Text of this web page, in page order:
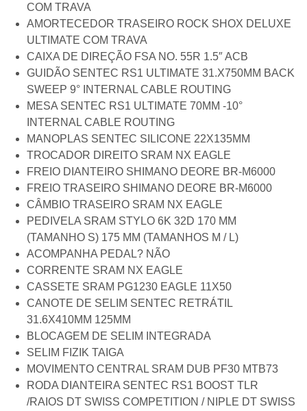
COM TRAVA
AMORTECEDOR TRASEIRO ROCK SHOX DELUXE
ULTIMATE COM TRAVA
CAIXA DE DIREÇÃO FSA NO. 55R 1.5″ ACB
GUIDÃO SENTEC RS1 ULTIMATE 31.X750MM BACK
SWEEP 9° INTERNAL CABLE ROUTING
MESA SENTEC RS1 ULTIMATE 70MM -10°
INTERNAL CABLE ROUTING
MANOPLAS SENTEC SILICONE 22X135MM
TROCADOR DIREITO SRAM NX EAGLE
FREIO DIANTEIRO SHIMANO DEORE BR-M6000
FREIO TRASEIRO SHIMANO DEORE BR-M6000
CÂMBIO TRASEIRO SRAM NX EAGLE
PEDIVELA SRAM STYLO 6K 32D 170 MM
(TAMANHO S) 175 MM (TAMANHOS M / L)
ACOMPANHA PEDAL? NÃO
CORRENTE SRAM NX EAGLE
CASSETE SRAM PG1230 EAGLE 11X50
CANOTE DE SELIM SENTEC RETRÁTIL
31.6X410MM 125MM
BLOCAGEM DE SELIM INTEGRADA
SELIM FIZIK TAIGA
MOVIMENTO CENTRAL SRAM DUB PF30 MTB73
RODA DIANTEIRA SENTEC RS1 BOOST TLR
/RAIOS DT SWISS COMPETITION / NIPLE DT SWISS